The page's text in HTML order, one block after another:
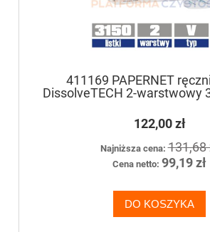
411169 PAPERNET
DissolveTECH 2-warstwowy
122,00 zł
Najniższa cena:131,68
Cena netto: 99,19 zł
DO KOSZYKA